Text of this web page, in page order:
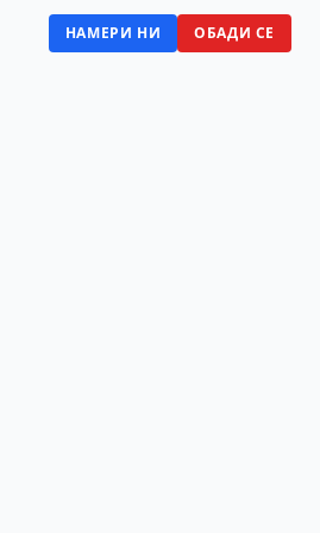
НАМЕРИ НИ ОБАДИ СЕ